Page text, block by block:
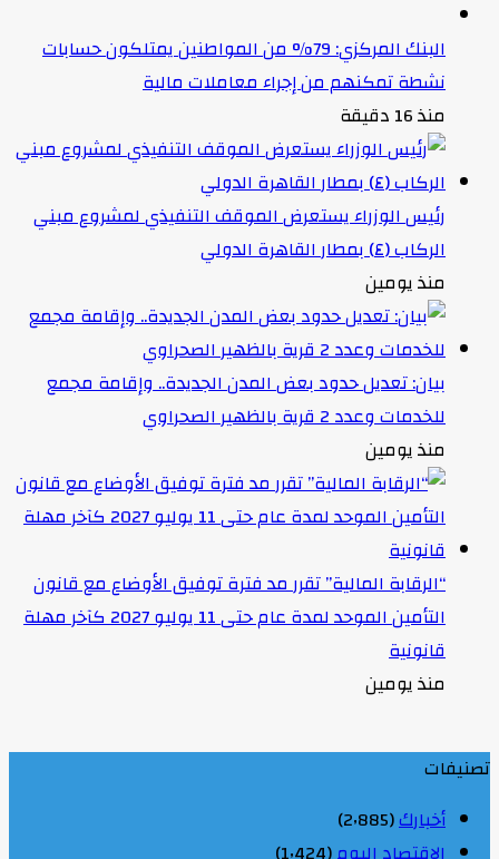
البنك المركزي: 79% من المواطنين يمتلكون حسابات
نشطة تمكنهم من إجراء معاملات مالية
منذ 16 دقيقة
رئيس الوزراء يستعرض الموقف التنفيذي لمشروع مبني
الركاب (٤) بمطار القاهرة الدولي
منذ يومين
بيان: تعديل حدود بعض المدن الجديدة.. وإقامة مجمع
للخدمات وعدد 2 قرية بالظهير الصحراوي
منذ يومين
“الرقابة المالية” تقرر مد فترة توفيق الأوضاع مع قانون
التأمين الموحد لمدة عام حتى 11 يوليو 2027 كآخر مهلة
قانونية
منذ يومين
تصنيفات
أخبارك(2٬885)